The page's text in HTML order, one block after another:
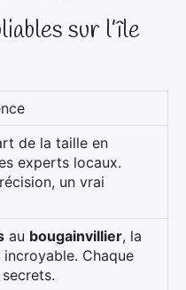
sur l’île
de la taille en
experts locaux.
un vrai
au bougainvillier, la
Chaque